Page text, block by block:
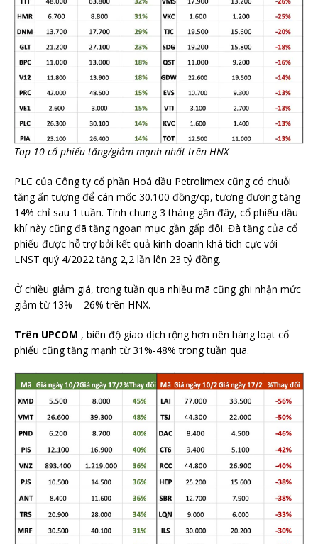
Top 10 cổ phiếu tăng/giảm mạnh nhất trên HNX
PLC của Công ty cổ phần Hoá dầu Petrolimex cũng có chuỗi
tăng ấn tượng để cán mốc 30.100 đồng/cp, tương đương tăng
14% chỉ sau 1 tuần. Tính chung 3 tháng gần đây, cổ phiếu dầu
khí này cũng đã tăng ngoạn mục gần gấp đôi. Đà tăng của cổ
phiếu được hỗ trợ bởi kết quả kinh doanh khá tích cực với
LNST quý 4/2022 tăng 2,2 lần lên 23 tỷ đồng.
Ở chiều giảm giá, trong tuần qua nhiều mã cũng ghi nhận mức
giảm từ 13% – 26% trên HNX.
Trên UPCOM , biên độ giao dịch rộng hơn nên hàng loạt cổ
phiếu cũng tăng mạnh từ 31%-48% trong tuần qua.